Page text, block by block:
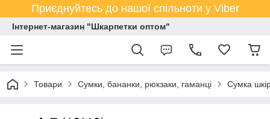
Приєднуйтесь до нашої спільноти у Viber
Інтернет-магазин "Шкарпетки оптом"
Товари Сумки, бананки, рюкзаки, гаманці Сумка